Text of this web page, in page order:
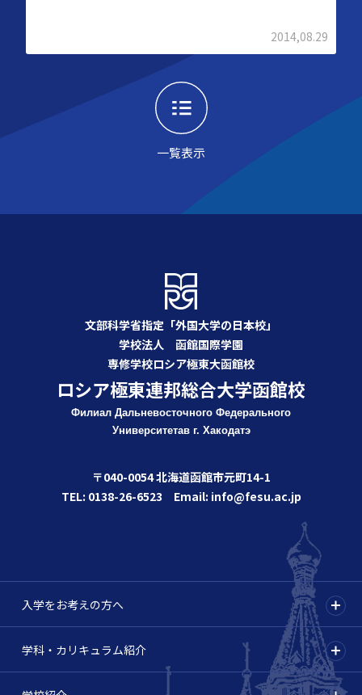
一覧表示
2014,08.29
文部科学省指定「外国大学の日本校」
学校法人 函館国際学園
専修学校ロシア極東大函館校
ロシア極東連邦総合大学函館校
Филиал Дальневосточного Федерального
Университетав г. Хакодатэ
〒040-0054 北海道函館市元町14-1
TEL: 0138-26-6523 Email: info@fesu.ac.jp
入学をお考えの方へ
学科・カリキュラム紹介